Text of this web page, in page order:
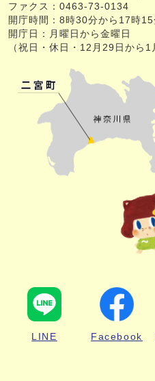
ファクス：0463-73-0134
開庁時間：8時30分から17時15
開庁日：月曜日から金曜日
（祝日・休日・12月29日から1
LINE Facebook